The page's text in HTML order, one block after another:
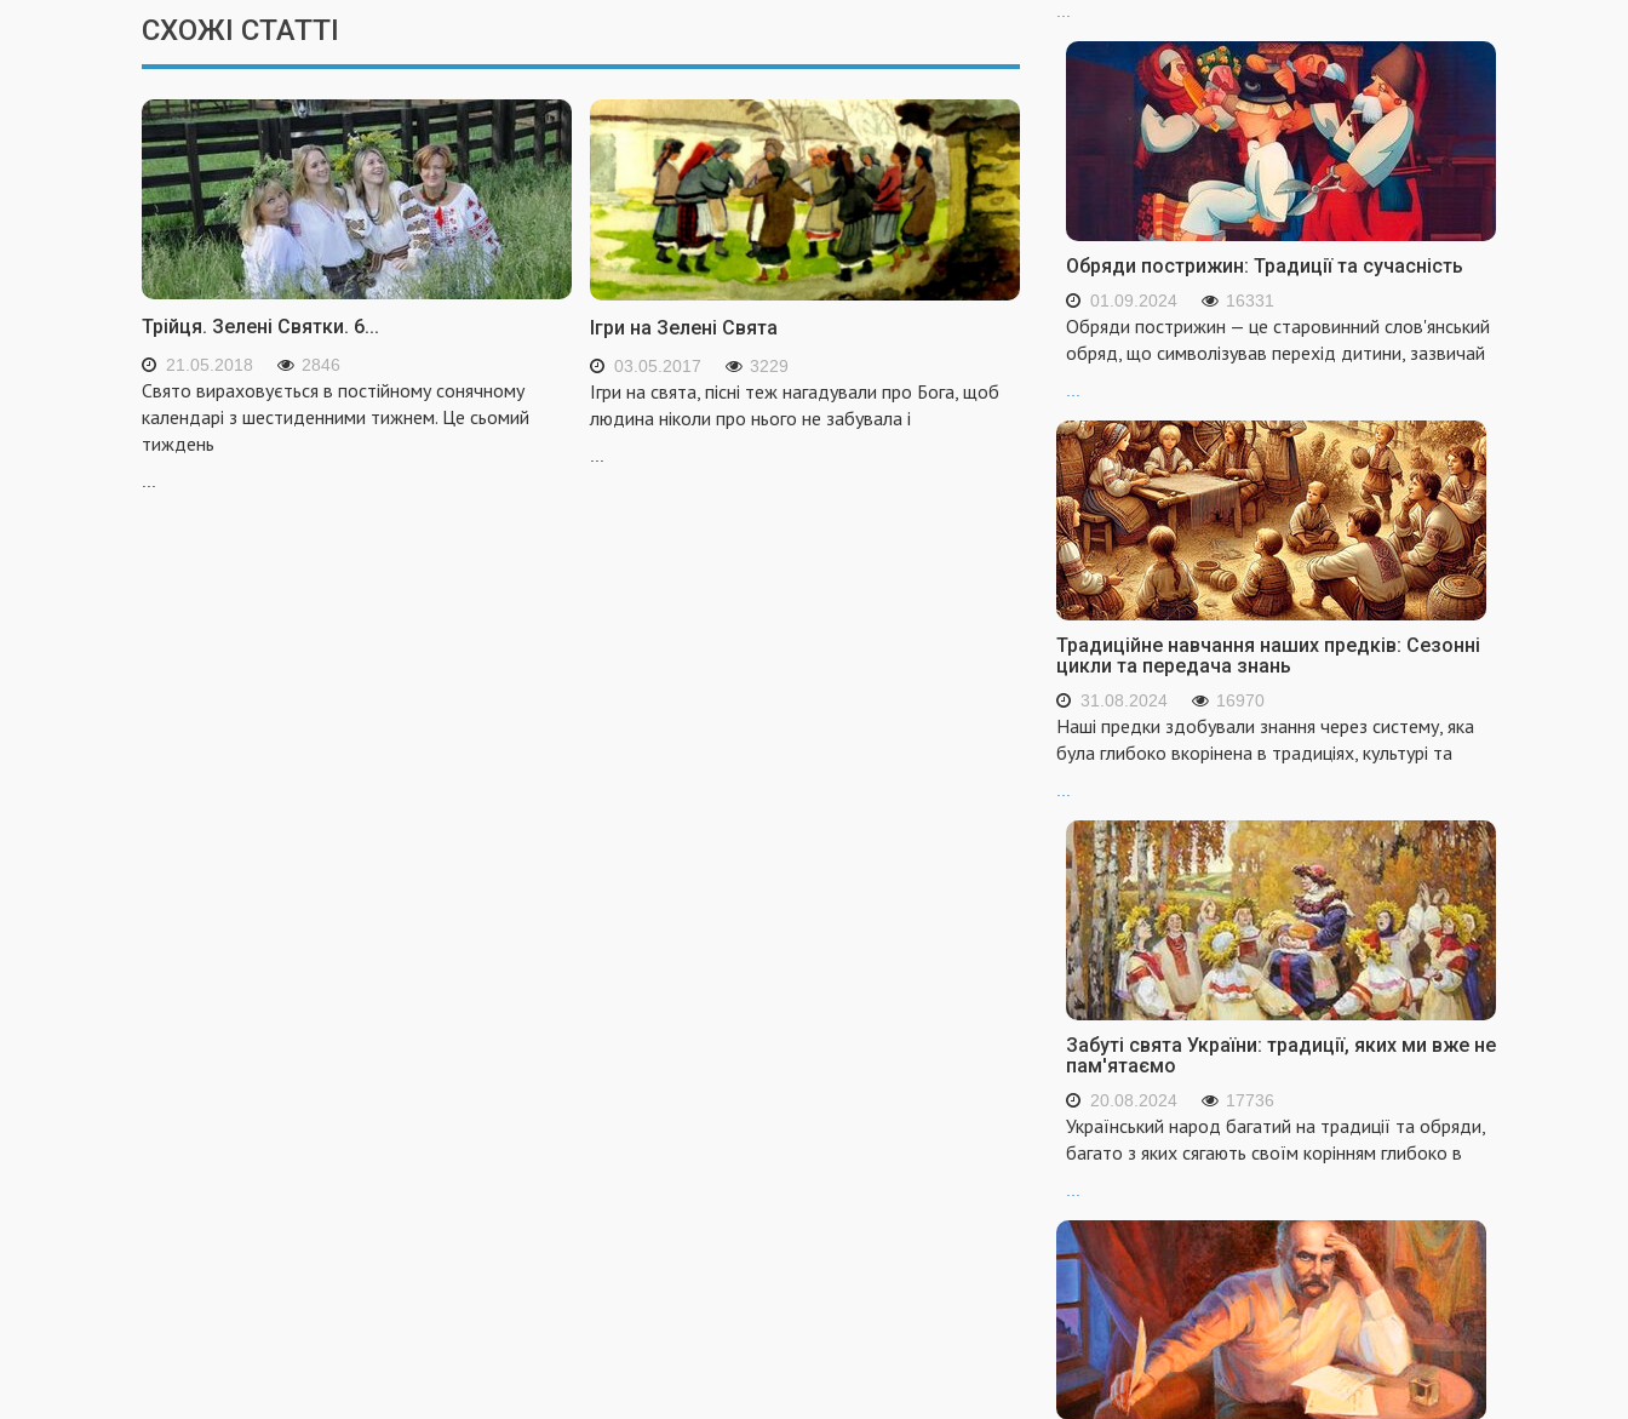
СХОЖІ СТАТТІ
Трійця. Зелені Святки. 6...
21.05.2018 2846
Свято вираховується в постійному сонячному
календарі з шестиденними тижнем. Це сьомий
тиждень
...
Ігри на Зелені Свята
03.05.2017 3229
Ігри на свята, пісні теж нагадували про Бога, щоб
людина ніколи про нього не забувала і
...
Обряди пострижин: Традиції та сучасність
01.09.2024 16331
Обряди пострижин — це старовинний слов'янський
обряд, що символізував перехід дитини, зазвичай
...
Традиційне навчання наших предків: Сезонні
цикли та передача знань
31.08.2024 16970
Наші предки здобували знання через систему, яка
була глибоко вкорінена в традиціях, культурі та
...
Забуті свята України: традиції, яких ми вже не
пам'ятаємо
20.08.2024 17736
Український народ багатий на традиції та обряди,
багато з яких сягають своїм корінням глибоко в
...